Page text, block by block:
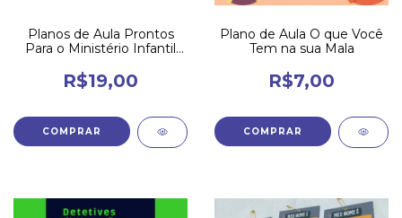
Planos de Aula Prontos
Para o Ministério Infantil
R$19,00
Plano de Aula O que Você
Tem na sua Mala
R$7,00